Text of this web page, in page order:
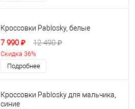
Кроссовки Pablosky, белые
7 990 ₽ 12 490 ₽
Скидка 36%
Подробнее
Кроссовки Pablosky для мальчика,
синие